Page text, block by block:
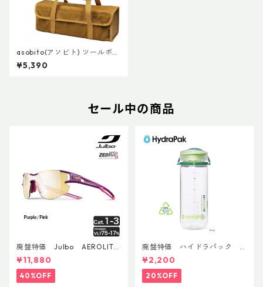
asobito(アソビト) ツールボッ
クス M
¥5,390
セール中の商品
廃盤特価 Julbo AEROLITE
AsianFit
¥11,880
40%OFF
廃盤特価 ハイドラパック
リーコン ツイスト＆シップ 50
0ml
¥2,200
20%OFF